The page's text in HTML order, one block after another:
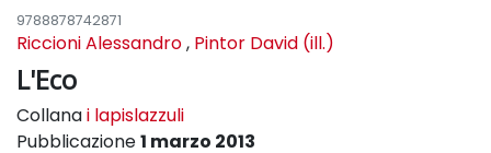
9788878742871
Riccioni Alessandro, Pintor David (ill.)
L'Eco
Collanai lapislazzuli
Pubblicazione1 marzo 2013